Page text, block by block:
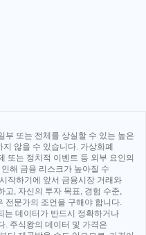
부 또는 전체를 상실할 수 있는 높은
않을 수 있습니다. 가상화폐
또는 정치적 이벤트 등 외부 요인의
해 금융 리스크가 높아질 수
작하기에 앞서 금융시장 거래와
고, 자신의 투자 목표, 경험 수준,
전문가의 조언을 구해야 합니다.
는 데이터가 반드시 정확하거나
. 주식왕의 데이터 및 가격은